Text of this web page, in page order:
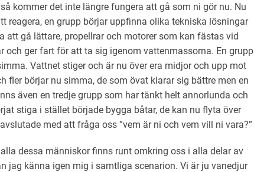
kommer det inte längre fungera att gå som ni gör nu. Nu
reagera, en grupp börjar uppfinna olika tekniska lösningar
att gå lättare, propellrar och motorer som kan fästas vid
och ger fart för att ta sig igenom vattenmassorna. En grupp
Vattnet stiger och är nu över era midjor och upp mot
fler börjar nu simma, de som övat klarar sig bättre men en
även en tredje grupp som har tänkt helt annorlunda och
stiga i stället började bygga båtar, de kan nu flyta över
med att fråga oss ”vem är ni och vem vill ni vara?”
dessa människor finns runt omkring oss i alla delar av
jag känna igen mig i samtliga scenarion. Vi är ju vanedjur